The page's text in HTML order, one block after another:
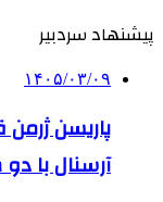
پیشنهاد سردبیر
۱۴۰۵/۰۳/۰۹
پاریسن
آرسنال با